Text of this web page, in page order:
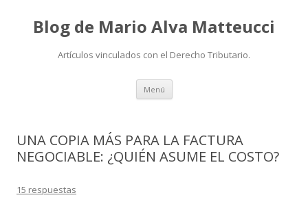
Blog de Mario Alva Matteucci
Artículos vinculados con el Derecho Tributario.
Menú Ir
contenido
UNA COPIA MÁS PARA LA FACTURA
NEGOCIABLE: ¿QUIÉN ASUME EL COSTO?
15 respuestas